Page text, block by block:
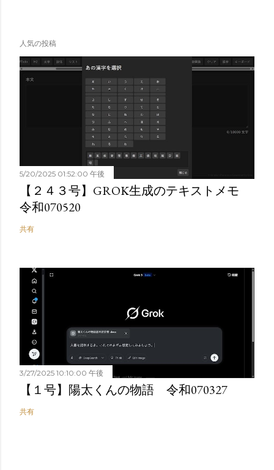
人気の投稿
5/20/2025 01:52:00 午後
【２４３号】GROK生成のテキストメモ
令和070520
共有
3/27/2025 10:10:00 午後
【１号】陽太くんの物語 令和070327
共有